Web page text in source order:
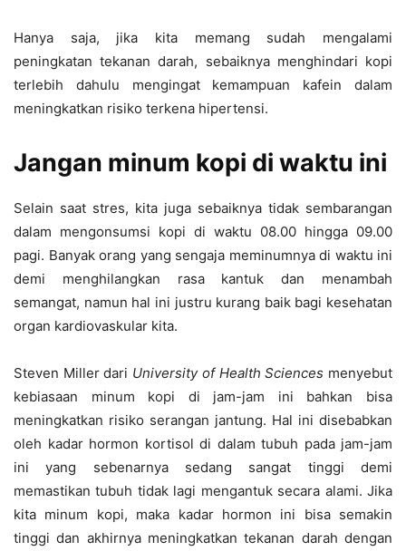
Hanya saja, jika kita memang sudah mengalami
peningkatan tekanan darah, sebaiknya menghindari kopi
terlebih dahulu mengingat kemampuan kafein dalam
meningkatkan risiko terkena hipertensi.
Jangan minum kopi di waktu ini
Selain saat stres, kita juga sebaiknya tidak sembarangan
dalam mengonsumsi kopi di waktu 08.00 hingga 09.00
pagi. Banyak orang yang sengaja meminumnya di waktu ini
demi menghilangkan rasa kantuk dan menambah
semangat, namun hal ini justru kurang baik bagi kesehatan
organ kardiovaskular kita.
Steven Miller dari University of Health Sciences menyebut
kebiasaan minum kopi di jam-jam ini bahkan bisa
meningkatkan risiko serangan jantung. Hal ini disebabkan
oleh kadar hormon kortisol di dalam tubuh pada jam-jam
ini yang sebenarnya sedang sangat tinggi demi
memastikan tubuh tidak lagi mengantuk secara alami. Jika
kita minum kopi, maka kadar hormon ini bisa semakin
tinggi dan akhirnya meningkatkan tekanan darah dengan